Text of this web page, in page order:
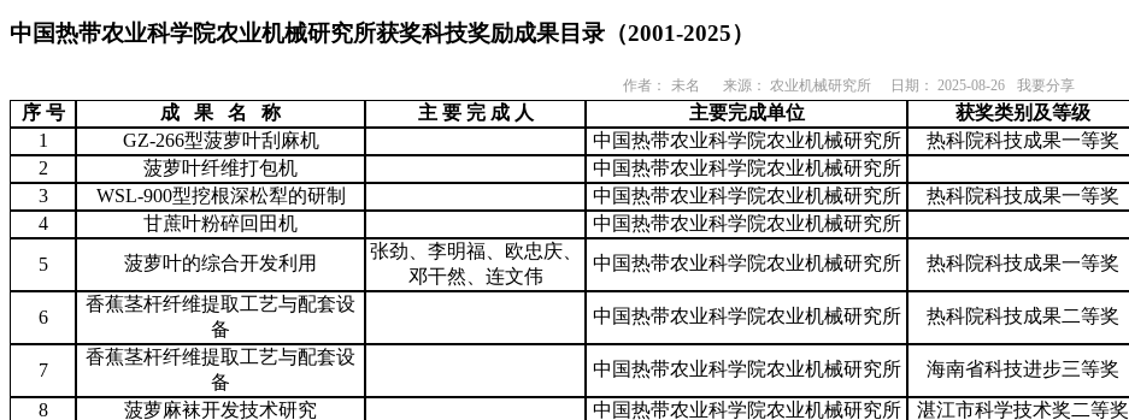
中国热带农业科学院农业机械研究所获奖科技奖励成果目录（2001-2025）
作者： 未名 来源： 农业机械研究所 日期： 2025-08-26 我要分享
序 号 成 果 名 称 主 要 完 成 人 主要完成单位 获奖类别及等级
1
GZ-266型菠萝叶刮麻机 中国热带农业科学院农业机械研究所 热科院科技成果一等奖
2
菠萝叶纤维打包机 中国热带农业科学院农业机械研究所
3
WSL-900型挖根深松犁的研制 中国热带农业科学院农业机械研究所 热科院科技成果一等奖
4
甘蔗叶粉碎回田机 中国热带农业科学院农业机械研究所
5
菠萝叶的综合开发利用
张劲、李明福、欧忠庆、
邓干然、连文伟
中国热带农业科学院农业机械研究所 热科院科技成果一等奖
6
香蕉茎杆纤维提取工艺与配套设
备
中国热带农业科学院农业机械研究所 热科院科技成果二等奖
7
香蕉茎杆纤维提取工艺与配套设
备
中国热带农业科学院农业机械研究所 海南省科技进步三等奖
8
菠萝麻袜开发技术研究 中国热带农业科学院农业机械研究所 湛江市科学技术奖二等奖